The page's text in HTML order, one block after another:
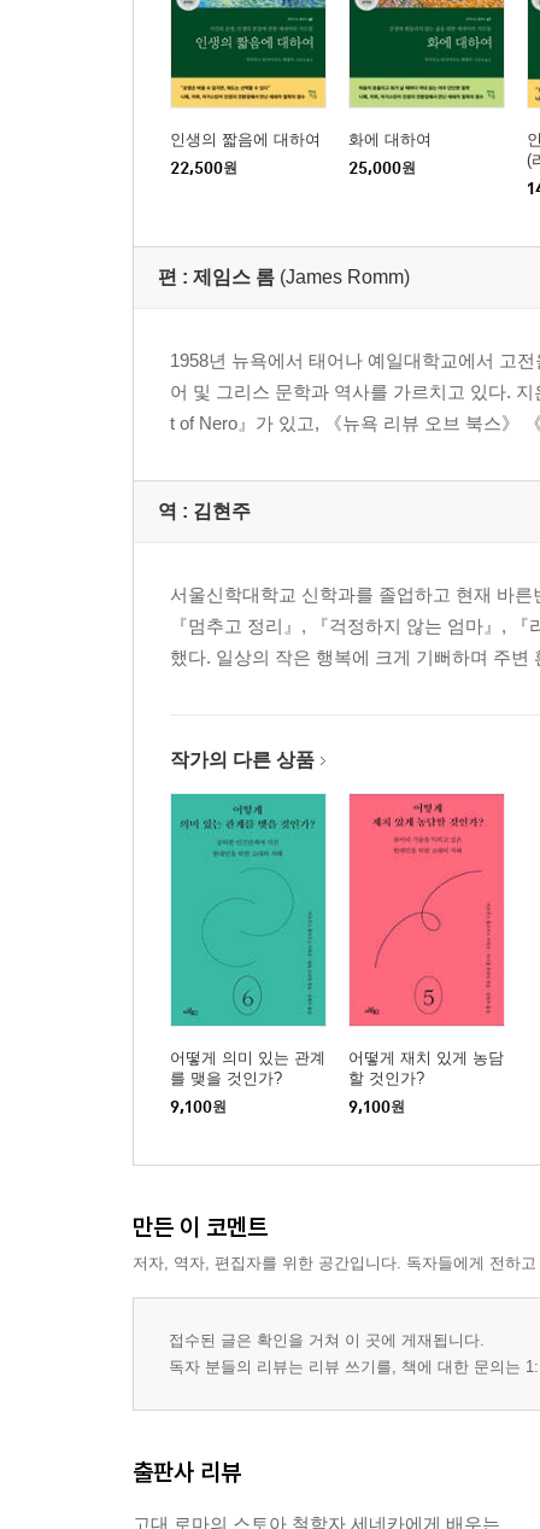
인생의 짧음에 대하여
22,500원
화에 대하여
25,000원
(
편 : 제임스 롬 (James Romm)
1958년 뉴욕에서 태어나 예일대학교에서 고
어 및 그리스 문학과 역사를 가르치고 있다.
t of Nero』가 있고, 《뉴욕 리뷰 오브 북스》
역 : 김현주
서울신학대학교 신학과를 졸업하고 현재 바
『멈추고 정리』, 『걱정하지 않는 엄마』,
했다. 일상의 작은 행복에 크게 기뻐하며 주변
작가의 다른 상품
어떻게 의미 있는 관계
를 맺을 것인가?
9,100원
어떻게 재치 있게 농담
할 것인가?
9,100원
만든 이 코멘트
저자, 역자, 편집자를 위한 공간입니다. 독자들에게 전하
접수된 글은 확인을 거쳐 이 곳에 게재됩니다.
독자 분들의 리뷰는 리뷰 쓰기를, 책에 대한 문의는
출판사 리뷰
고대 로마의 스토아 철학자 세네카에게 배우는